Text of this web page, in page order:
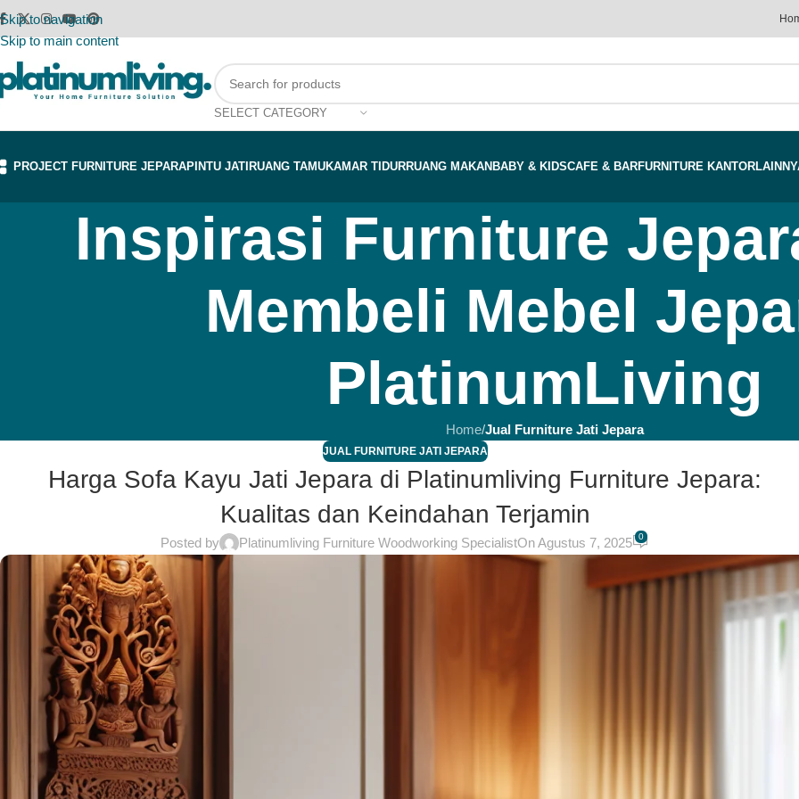
Skip to navigation
Skip to main content
SELECT CATEGORY
PROJECT FURNITURE JEPARAPINTU JATI RUANG TAMUKAMAR TIDURRUANG MAKAN BABY & KIDSCAFE & BARFURNITURE KANTOR
Inspirasi Furniture
Membeli Mebel
PlatinumLiving
Home/Jual Furniture Jati Jepara
JUAL FURNITURE JATI JEPARA
Harga Sofa Kayu Jati Jepara di Platinumliving Furniture Jepara:
Kualitas dan Keindahan Terjamin
Posted by Platinumliving Furniture Woodworking SpecialistOn Agustus 7, 2025 0